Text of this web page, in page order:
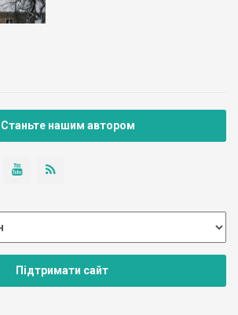
Станьте нашим автором
Підтримати сайт